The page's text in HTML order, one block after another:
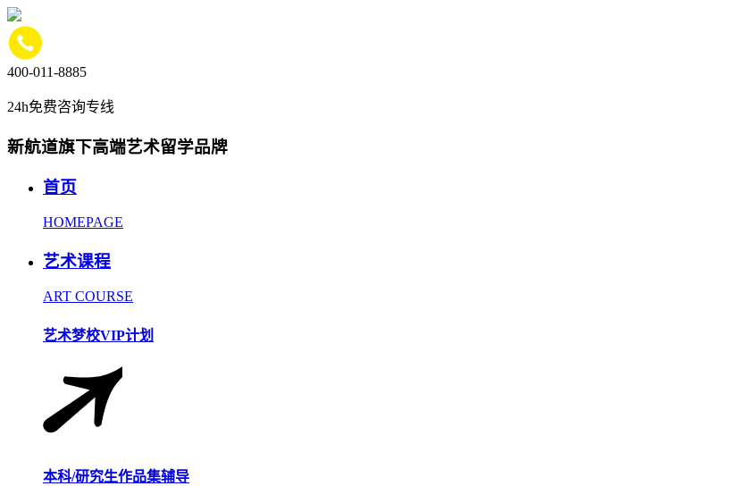
400-011-8885
24h免费咨询专线
新航道旗下高端艺术留学品牌
首页
HOMEPAGE
艺术课程
ART COURSE
艺术梦校VIP计划
本科/研究生作品集辅导